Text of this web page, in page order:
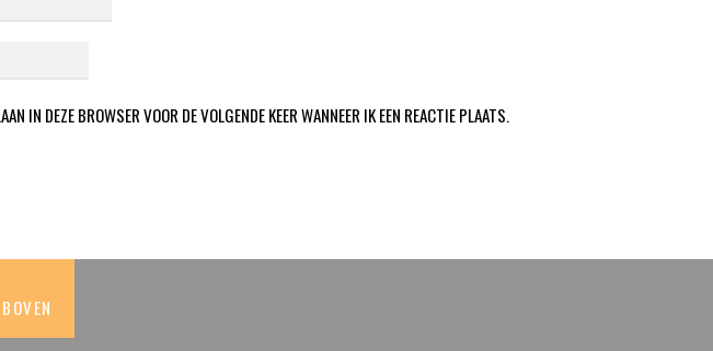
IN DEZE BROWSER VOOR DE VOLGENDE KEER WANNEER IK EEN REACTIE PLAATS.